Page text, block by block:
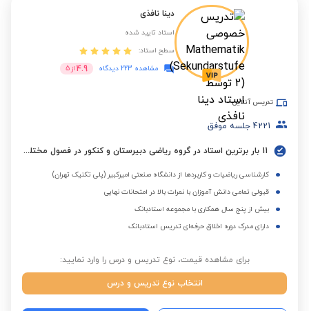
دینا نافذی
استاد تایید شده
سطح استاد:
مشاهده 223 دیدگاه
4.9 از 5
تدریس آنلاین
4221 جلسه موفق
11 بار برترین استاد در گروه ریاضی دبیرستان و کنکور در فصول مختلف
کارشناسی ریاضیات و کاربردها از دانشگاه صنعتی امیرکبیر (پلی تکنیک تهران)
قبولی تمامی دانش آموزان با نمرات بالا در امتحانات نهایی
بیش از پنج سال همکاری با مجموعه استادبانک
دارای مدرک دوره اخلاق حرفه‌ای تدریس استادبانک
برای مشاهده قیمت، نوع تدریس و درس را وارد نمایید:
انتخاب نوع تدریس و درس